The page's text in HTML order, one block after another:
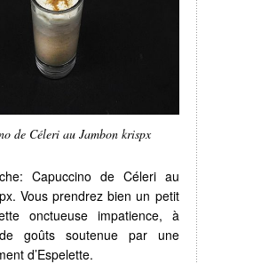
de Céleri au Jambon krispx
Capuccino de Céleri au
Vous prendrez bien un petit
onctueuse impatience, à
de goûts soutenue par une
d’Espelette.